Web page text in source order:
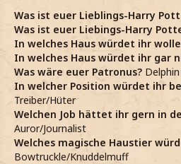
Was ist euer Lieblings-Harry
Was ist euer Liebings-Harry
In welches Haus würdet ihr
In welches Haus würdet ihr gar
Was wäre euer Patronus? Delphin
In welcher Position würdet ihr
Treiber/Hüter
Welchen Job hättet ihr gern in
Auror/Journalist
Welches magische Haustier
Bowtruckle/Knuddelmuff